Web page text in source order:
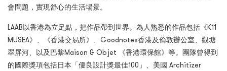
會問題，實現舒心的生活場景。
LAAB以香港為立足點，把作品帶到世界。為人熟悉的作品包括《K11
MUSEA》、《香港交易所》、Goodnotes香港及倫敦辦公室、觀塘
翠屏河、以及巴黎Maison & Objet 《香港環保館》等。團隊曾得到
的國際獎項包括日本「優良設計獎最佳100」、美國 Architizer